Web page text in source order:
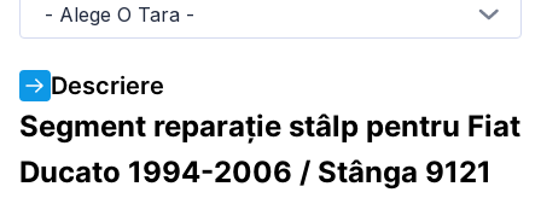
- Alege O Tara -
Descriere
Segment reparație stâlp pentru Fiat
Ducato 1994-2006 / Stânga 9121